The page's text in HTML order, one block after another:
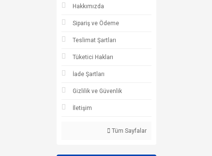
Hakkımızda
Sipariş ve Ödeme
Teslimat Şartları
Tüketici Hakları
İade Şartları
Gizlilik ve Güvenlik
İletişim
Tüm Sayfalar